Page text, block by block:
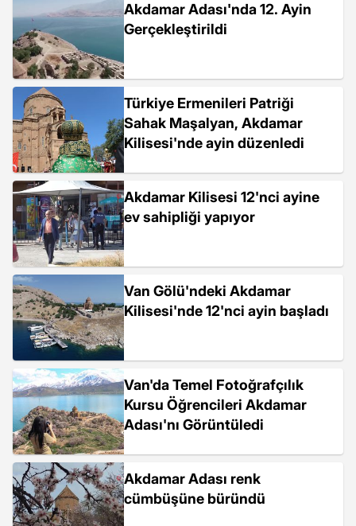
Akdamar Adası'nda 12. Ayin
Gerçekleştirildi
Türkiye Ermenileri Patriği
Sahak Maşalyan, Akdamar
Kilisesi'nde ayin düzenledi
Akdamar Kilisesi 12'nci ayine
ev sahipliği yapıyor
Van Gölü'ndeki Akdamar
Kilisesi'nde 12'nci ayin başladı
Van'da Temel Fotoğrafçılık
Kursu Öğrencileri Akdamar
Adası'nı Görüntüledi
Akdamar Adası renk
cümbüşüne büründü